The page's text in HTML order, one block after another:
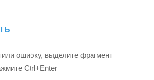
ошибку, выделите фрагмент
Ctrl+Enter